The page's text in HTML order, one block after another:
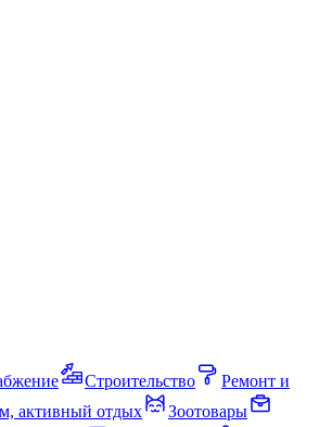
Строительство
Ремонт и
активный отдых
Зоотовары